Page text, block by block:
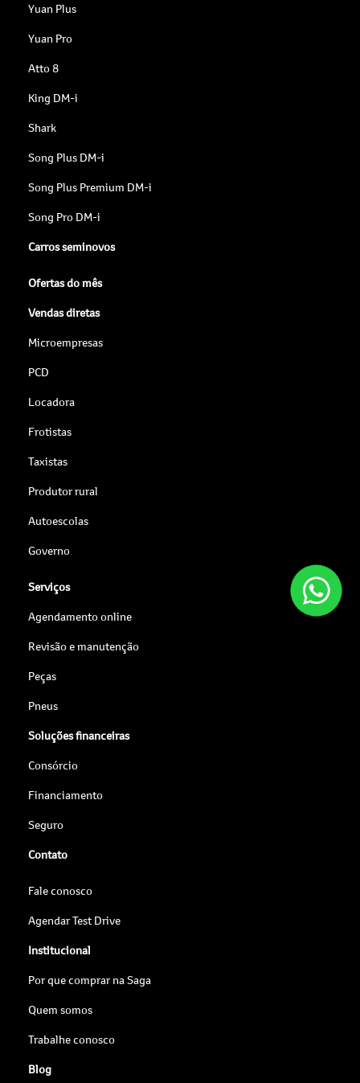
Yuan Plus
Yuan Pro
Atto 8
King DM-i
Shark
Song Plus DM-i
Song Plus Premium DM-i
Song Pro DM-i
Carros seminovos
Ofertas do mês
Vendas diretas
Microempresas
PCD
Locadora
Frotistas
Taxistas
Produtor rural
Autoescolas
Governo
Serviços
Agendamento online
Revisão e manutenção
Peças
Pneus
Soluções financeiras
Consórcio
Financiamento
Seguro
Contato
Fale conosco
Agendar Test Drive
Institucional
Por que comprar na Saga
Quem somos
Trabalhe conosco
Blog